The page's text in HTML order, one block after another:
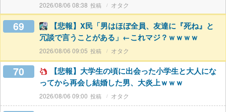
2026/08/06 08:38 オタク
69
【悲報】X民「男はほぼ全員、友達に『死ね』と
冗談で言うことがある」←これマジ？ｗｗｗｗ
2026/08/06 09:05 オタク
70
【悲報】大学生の頃に出会った小学生と大人にな
ってから再会し結婚した男、大炎上ｗｗｗ
2026/08/06 09:00 オタク